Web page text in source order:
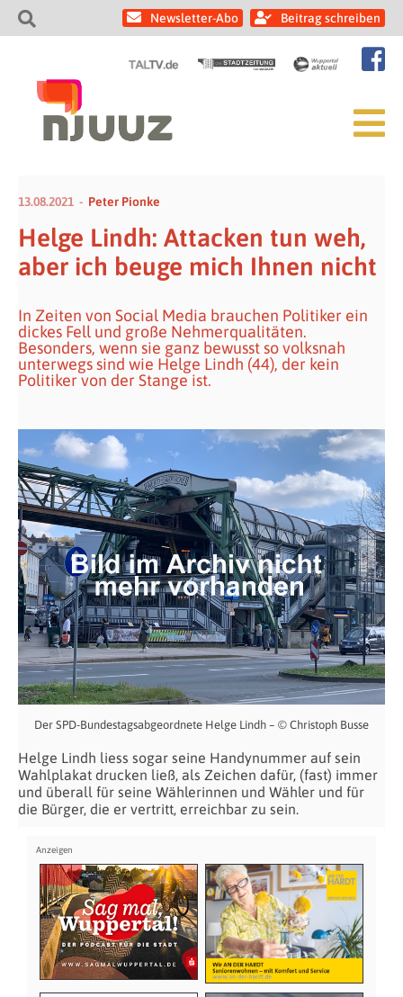
Newsletter-Abo Beitrag schreiben
13.08.2021 Peter Pionke
Helge Lindh: Attacken tun weh,
aber ich beuge mich Ihnen nicht
In Zeiten von Social Media brauchen Politiker ein
dickes Fell und große Nehmerqualitäten.
Besonders, wenn sie ganz bewusst so volksnah
unterwegs sind wie Helge Lindh (44), der kein
Politiker von der Stange ist.
Der SPD-Bundestagsabgeordnete Helge Lindh – © Christoph Busse
Helge Lindh liess sogar seine Handynummer auf sein
Wahlplakat drucken ließ, als Zeichen dafür, (fast) immer
und überall für seine Wählerinnen und Wähler und für
die Bürger, die er vertritt, erreichbar zu sein.